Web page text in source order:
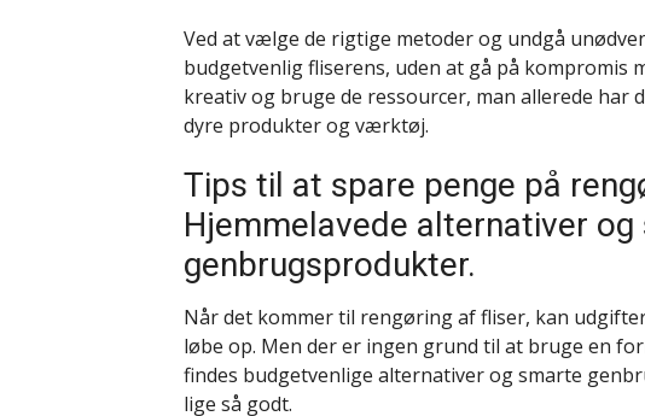
Ved at vælge de rigtige metoder og undgå
budgetvenlig fliserens, uden at gå på kompromis
kreativ og bruge de ressourcer, man allerede har
dyre produkter og værktøj.
Tips til at spare penge på
Hjemmelavede alternativer
genbrugsprodukter.
Når det kommer til rengøring af fliser, kan
løbe op. Men der er ingen grund til at bruge en
findes budgetvenlige alternativer og smarte
lige så godt.